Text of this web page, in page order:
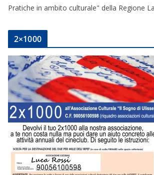
Pratiche in ambito culturale" della Regione
2×1000